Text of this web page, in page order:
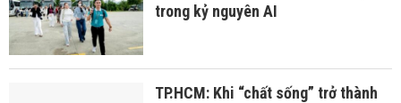
trong kỷ nguyên AI
TP.HCM: Khi “chất sống” trở thành